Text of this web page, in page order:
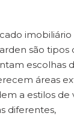
imobiliário
são tipos
escolhas
áreas
a estilos de
diferentes,